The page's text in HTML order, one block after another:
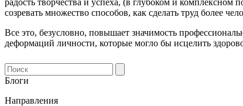
созревать множество способов, как сделать труд более
Все это, безусловно, повышает значимость
деформаций личности, которые могло бы исцелить
Блоги
Направления